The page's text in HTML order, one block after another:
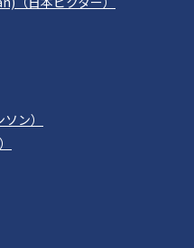
ン）